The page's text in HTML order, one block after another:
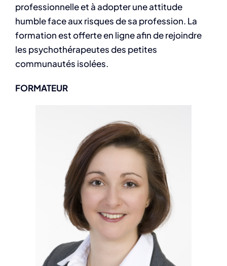
professionnelle et à adopter une attitude
humble face aux risques de sa profession. La
formation est offerte en ligne afin de rejoindre
les psychothérapeutes des petites
communautés isolées.
FORMATEUR